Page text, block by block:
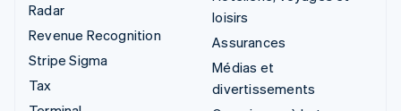
Radar
Revenue Recognition
Stripe Sigma
Tax
loisirs
Assurances
Médias et
divertissements